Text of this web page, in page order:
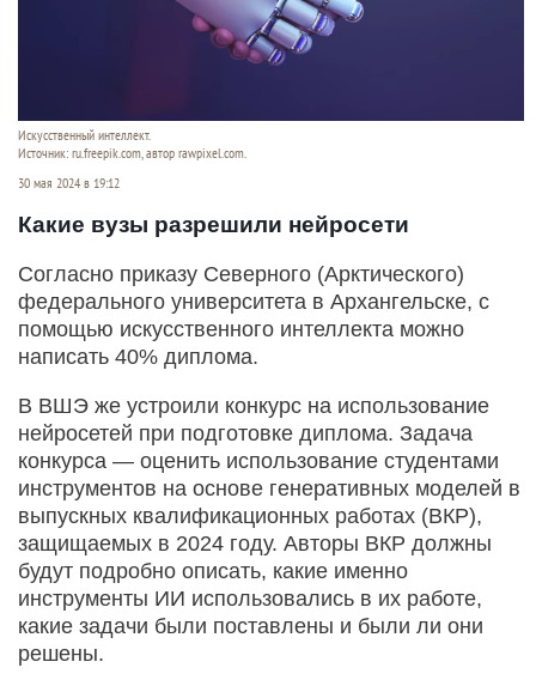
Искусственный интеллект.
Источник: ru.freepik.com, автор rawpixel.com.
30 мая 2024 в 19:12
Какие вузы разрешили нейросети
Согласно приказу Северного (Арктического)
федерального университета в Архангельске, с
помощью искусственного интеллекта можно
написать 40% диплома.
В ВШЭ же устроили конкурс на использование
нейросетей при подготовке диплома. Задача
конкурса — оценить использование студентами
инструментов на основе генеративных моделей в
выпускных квалификационных работах (ВКР),
защищаемых в 2024 году. Авторы ВКР должны
будут подробно описать, какие именно
инструменты ИИ использовались в их работе,
какие задачи были поставлены и были ли они
решены.